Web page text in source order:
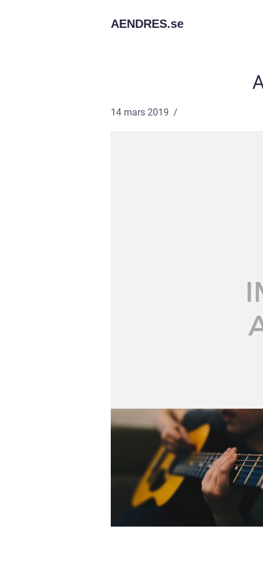
AENDRES.se
14 mars 2019